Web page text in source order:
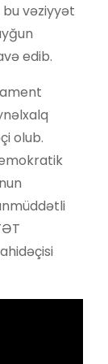
vəziyyət
edib.
olub.